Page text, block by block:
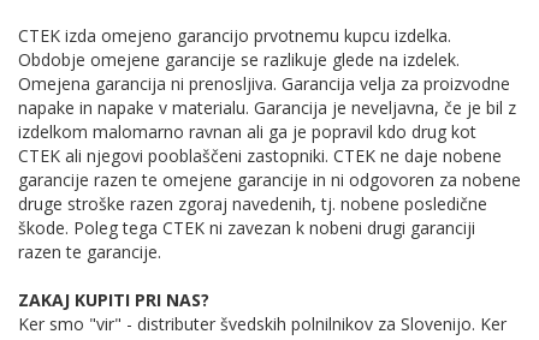
CTEK izda omejeno garancijo prvotnemu kupcu izdelka.
Obdobje omejene garancije se razlikuje glede na izdelek.
Omejena garancija ni prenosljiva. Garancija velja za proizvodne
napake in napake v materialu. Garancija je neveljavna, če je bil z
izdelkom malomarno ravnan ali ga je popravil kdo drug kot
CTEK ali njegovi pooblaščeni zastopniki. CTEK ne daje nobene
garancije razen te omejene garancije in ni odgovoren za nobene
druge stroške razen zgoraj navedenih, tj. nobene posledične
škode. Poleg tega CTEK ni zavezan k nobeni drugi garanciji
razen te garancije.
ZAKAJ KUPITI PRI NAS?
Ker smo "vir" - distributer švedskih polnilnikov za Slovenijo. Ker